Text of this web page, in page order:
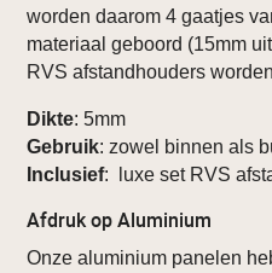
worden daarom 4 gaatjes
materiaal geboord (15mm
RVS afstandhouders
Dikte: 5mm
Gebruik: zowel binnen als
Inclusief: luxe set RVS
Afdruk op Aluminium
Onze aluminium panelen